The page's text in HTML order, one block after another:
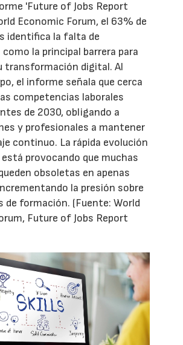
'Future of Jobs Report
Economic Forum, el 63% de
identifica la falta de
como la principal barrera para
transformación digital. Al
el informe señala que cerca
competencias laborales
de 2030, obligando a
y profesionales a mantener
continuo. La rápida evolución
provocando que muchas
obsoletas en apenas
la presión sobre
de formación. (Fuente: World
Future of Jobs Report